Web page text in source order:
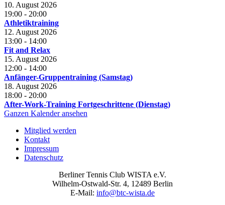
10. August 2026
19:00 - 20:00
Athletiktraining
12. August 2026
13:00 - 14:00
Fit and Relax
15. August 2026
12:00 - 14:00
Anfänger-Gruppentraining (Samstag)
18. August 2026
18:00 - 20:00
After-Work-Training Fortgeschrittene (Dienstag)
Ganzen Kalender ansehen
Mitglied werden
Kontakt
Impressum
Datenschutz
Berliner Tennis Club WISTA e.V.
Wilhelm-Ostwald-Str. 4, 12489 Berlin
E-Mail: info@btc-wista.de